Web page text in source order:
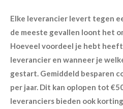
Elke leverancier levert tegen
de meeste gevallen loont het
Hoeveel voordeel je hebt
leverancier en wanneer je
gestart. Gemiddeld besparen
per jaar. Dit kan oplopen tot
leveranciers bieden ook